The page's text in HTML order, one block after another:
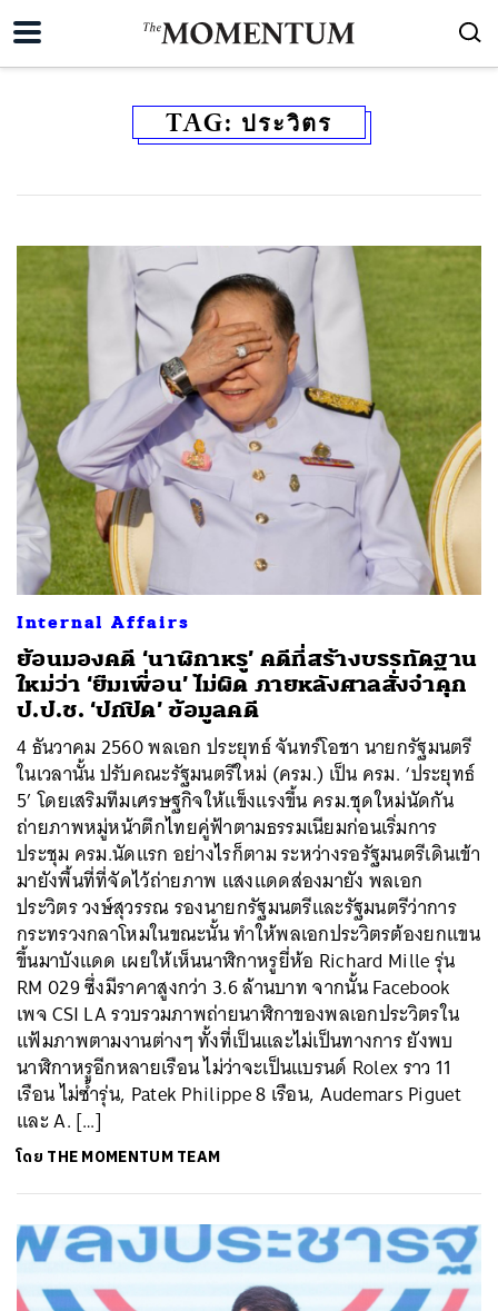
TAG: ประวิตร
Internal Affairs
ย้อนมองคดี ‘นาฬิกาหรู’ คดีที่สร้างบรรทัดฐาน
ใหม่ว่า ‘ยืมเพื่อน’ ไม่ผิด ภายหลังศาลสั่งจำคุก
ป.ป.ช. ‘ปกปิด’ ข้อมูลคดี
4 ธันวาคม 2560 พลเอก ประยุทธ์ จันทร์โอชา นายกรัฐมนตรี
ในเวลานั้น ปรับคณะรัฐมนตรีใหม่ (ครม.) เป็น ครม. ‘ประยุทธ์
5’ โดยเสริมทีมเศรษฐกิจให้แข็งแรงขึ้น ครม.ชุดใหม่นัดกัน
ถ่ายภาพหมู่หน้าตึกไทยคู่ฟ้าตามธรรมเนียมก่อนเริ่มการ
ประชุม ครม.นัดแรก อย่างไรก็ตาม ระหว่างรอรัฐมนตรีเดินเข้า
มายังพื้นที่ที่จัดไว้ถ่ายภาพ แสงแดดส่องมายัง พลเอก
ประวิตร วงษ์สุวรรณ รองนายกรัฐมนตรีและรัฐมนตรีว่าการ
กระทรวงกลาโหมในขณะนั้น ทำให้พลเอกประวิตรต้องยกแขน
ขึ้นมาบังแดด เผยให้เห็นนาฬิกาหรูยี่ห้อ Richard Mille รุ่น
RM 029 ซึ่งมีราคาสูงกว่า 3.6 ล้านบาท จากนั้น Facebook
เพจ CSI LA รวบรวมภาพถ่ายนาฬิกาของพลเอกประวิตรใน
แฟ้มภาพตามงานต่างๆ ทั้งที่เป็นและไม่เป็นทางการ ยังพบ
นาฬิกาหรูอีกหลายเรือน ไม่ว่าจะเป็นแบรนด์ Rolex ราว 11
เรือน ไม่ซ้ำรุ่น, Patek Philippe 8 เรือน, Audemars Piguet
และ A. […]
โดย THE MOMENTUM TEAM